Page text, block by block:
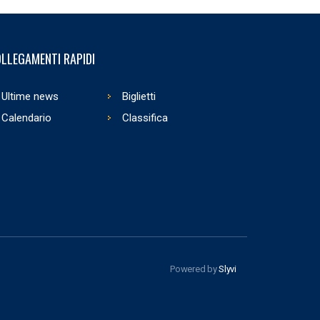
RAPIDI
Ultime news
Biglietti
Calendario
Classifica
Powered bySlyvi